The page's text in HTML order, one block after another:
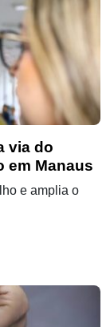
via do
em Manaus
e amplia o